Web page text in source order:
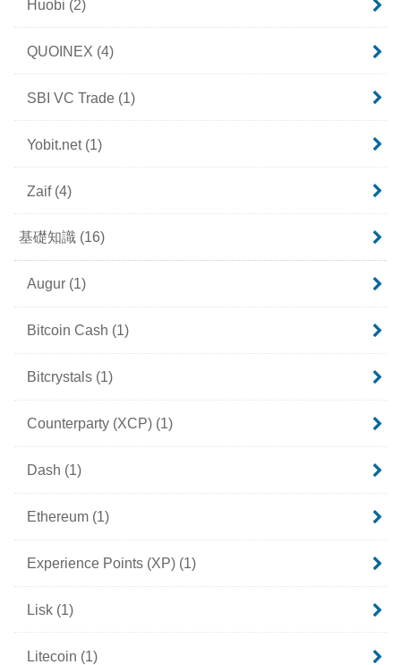
Huobi (2)
QUOINEX (4)
SBI VC Trade (1)
Yobit.net (1)
Zaif (4)
基礎知識 (16)
Augur (1)
Bitcoin Cash (1)
Bitcrystals (1)
Counterparty (XCP) (1)
Dash (1)
Ethereum (1)
Experience Points (XP) (1)
Lisk (1)
Litecoin (1)